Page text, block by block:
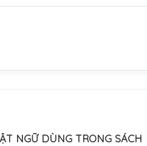
NGỮ DÙNG TRONG SÁCH